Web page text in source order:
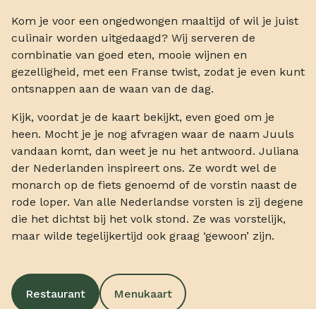
Kom je voor een ongedwongen maaltijd of wil je juist
culinair worden uitgedaagd? Wij serveren de
combinatie van goed eten, mooie wijnen en
gezelligheid, met een Franse twist, zodat je even kunt
ontsnappen aan de waan van de dag.
Kijk, voordat je de kaart bekijkt, even goed om je
heen. Mocht je je nog afvragen waar de naam Juuls
vandaan komt, dan weet je nu het antwoord. Juliana
der Nederlanden inspireert ons. Ze wordt wel de
monarch op de fiets genoemd of de vorstin naast de
rode loper. Van alle Nederlandse vorsten is zij degene
die het dichtst bij het volk stond. Ze was vorstelijk,
maar wilde tegelijkertijd ook graag ‘gewoon’ zijn.
Restaurant Menukaart